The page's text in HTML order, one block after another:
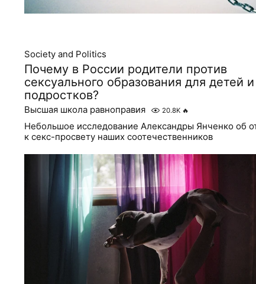
Society and Politics
Почему в России родители против
сексуального образования для детей и
подростков?
Высшая школа равноправия 20.8K 🔥
Небольшое исследование Александры Янченко об
к секс-просвету наших соотечественников